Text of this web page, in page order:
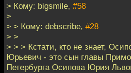
> Кому: bigsmile, #58
>
> > Кому: debscribe, #28
> >
> > > Кстати, кто не знает,
Юрьевич - это сын главы
Петербурга Осипова Юрия